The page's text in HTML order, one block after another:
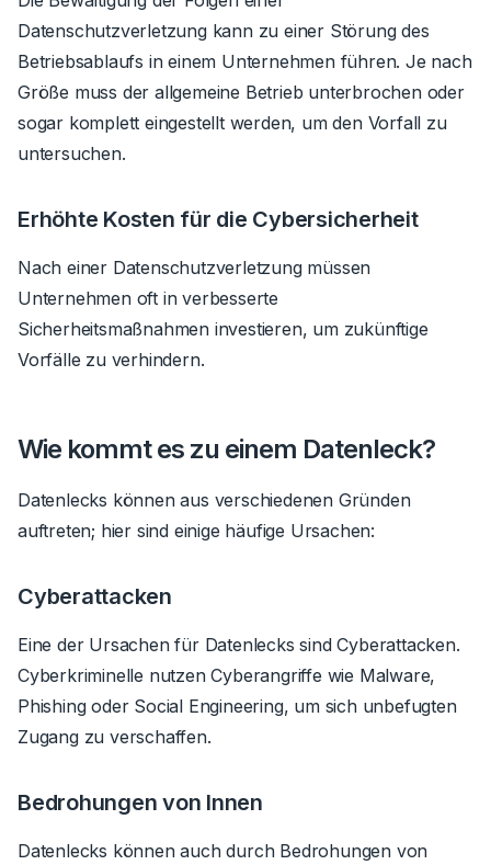
Datenschutzverletzung kann zu einer Störung des
Betriebsablaufs in einem Unternehmen führen. Je nach
Größe muss der allgemeine Betrieb unterbrochen oder
sogar komplett eingestellt werden, um den Vorfall zu
untersuchen.
Erhöhte Kosten für die Cybersicherheit
Nach einer Datenschutzverletzung müssen
Unternehmen oft in verbesserte
Sicherheitsmaßnahmen investieren, um zukünftige
Vorfälle zu verhindern.
Wie kommt es zu einem Datenleck?
Datenlecks können aus verschiedenen Gründen
auftreten; hier sind einige häufige Ursachen:
Cyberattacken
Eine der Ursachen für Datenlecks sind Cyberattacken.
Cyberkriminelle nutzen Cyberangriffe wie Malware,
Phishing oder Social Engineering, um sich unbefugten
Zugang zu verschaffen.
Bedrohungen von Innen
Datenlecks können auch durch Bedrohungen von